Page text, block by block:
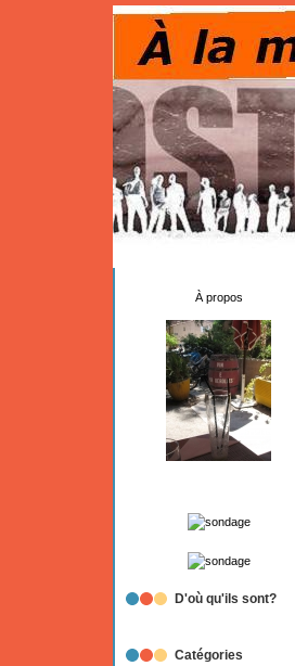
À propos
D'où qu'ils sont?
Catégories